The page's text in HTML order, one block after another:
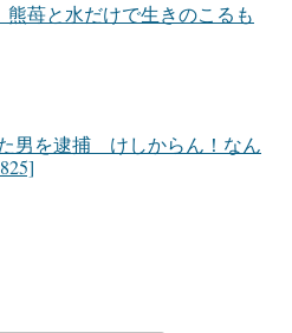
熊苺と水だけで生きのこるも
男を逮捕 けしからん！なん